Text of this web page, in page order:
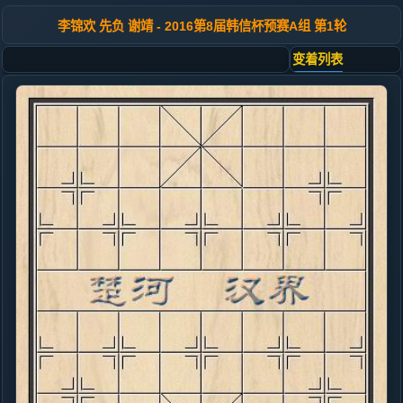
李锦欢 先负 谢靖 - 2016第8届韩信杯预赛A组 第1轮
变着列表